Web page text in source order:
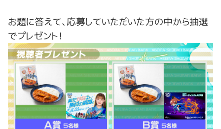
お題に答えて、応募していただいた方の中から抽選
でプレゼント！